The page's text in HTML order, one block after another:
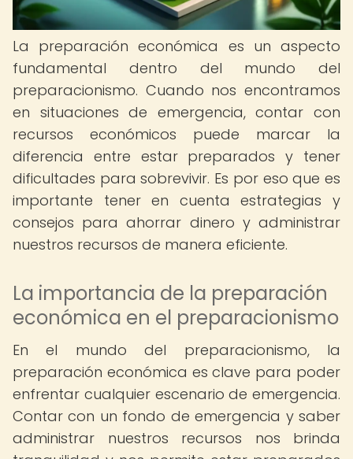
La preparación económica es un aspecto
fundamental dentro del mundo del
preparacionismo. Cuando nos encontramos
en situaciones de emergencia, contar con
recursos económicos puede marcar la
diferencia entre estar preparados y tener
dificultades para sobrevivir. Es por eso que es
importante tener en cuenta estrategias y
consejos para ahorrar dinero y administrar
nuestros recursos de manera eficiente.
La importancia de la preparación
económica en el preparacionismo
En el mundo del preparacionismo, la
preparación económica es clave para poder
enfrentar cualquier escenario de emergencia.
Contar con un fondo de emergencia y saber
administrar nuestros recursos nos brinda